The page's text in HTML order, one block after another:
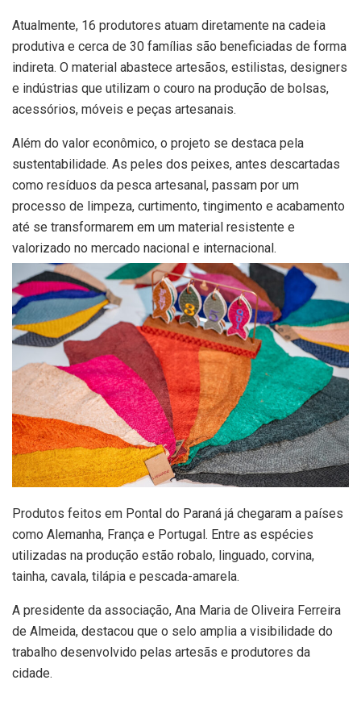
Atualmente, 16 produtores atuam diretamente na cadeia
produtiva e cerca de 30 famílias são beneficiadas de forma
indireta. O material abastece artesãos, estilistas, designers
e indústrias que utilizam o couro na produção de bolsas,
acessórios, móveis e peças artesanais.
Além do valor econômico, o projeto se destaca pela
sustentabilidade. As peles dos peixes, antes descartadas
como resíduos da pesca artesanal, passam por um
processo de limpeza, curtimento, tingimento e acabamento
até se transformarem em um material resistente e
valorizado no mercado nacional e internacional.
Produtos feitos em Pontal do Paraná já chegaram a países
como Alemanha, França e Portugal. Entre as espécies
utilizadas na produção estão robalo, linguado, corvina,
tainha, cavala, tilápia e pescada-amarela.
A presidente da associação, Ana Maria de Oliveira Ferreira
de Almeida, destacou que o selo amplia a visibilidade do
trabalho desenvolvido pelas artesãs e produtores da
cidade.